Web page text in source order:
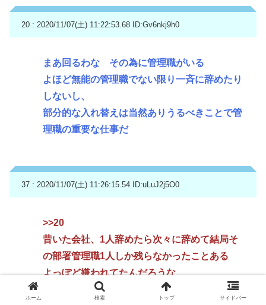
20 : 2020/11/07(土) 11:22:53.68 ID:Gv6nkj9h0
まあ回るわな その為に管理職がいる
よほど無能の管理職でない限り一斉に辞めたり
しないし、
部分的な入れ替えは当然ありうるべきことで管
理職の重要な仕事だ
37 : 2020/11/07(土) 11:26:15.54 ID:uLuJ2j5O0
>>20
昔いた会社、1人辞めたら次々に辞めて結局そ
の部署管理職1人しか残らなかったことある
よっぽど嫌われてたんだろうな
ホーム 検索 トップ サイドバー